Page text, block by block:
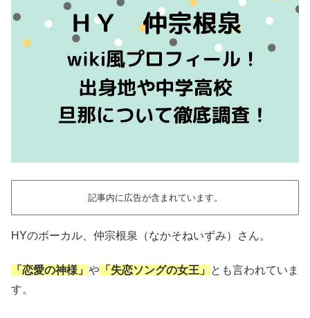
記事内に広告が含まれています。
HYのボーカル、仲宗根泉（なかそねいずみ）さん。
「恋愛の神様」 や 「失恋ソングの女王」
とも言われていま
す。